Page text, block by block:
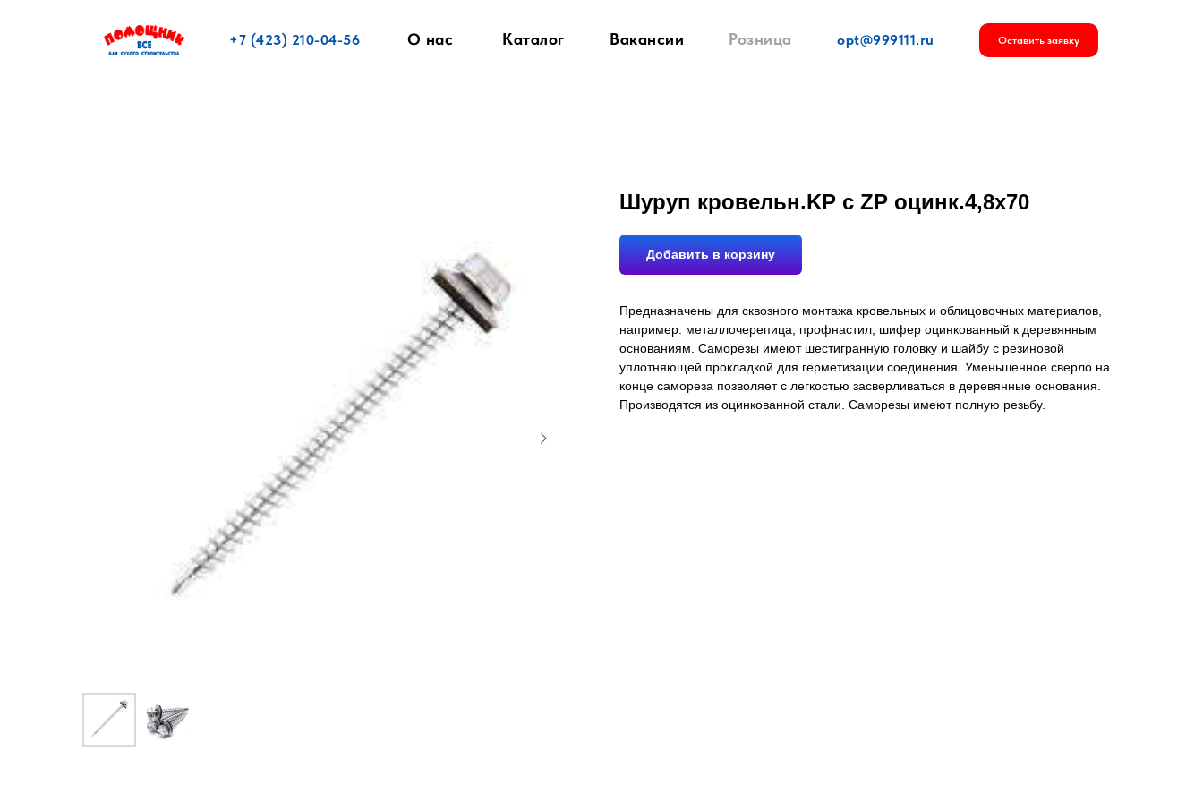
+7 (423) 210-04-56 Оставить заявку
opt@999111.ru
О нас Каталог Вакансии Розница
Шуруп кровельн.KP с ZP оцинк.4,8х70
Добавить в корзину
Предназначены для сквозного монтажа кровельных и облицовочных материалов,
например: металлочерепица, профнастил, шифер оцинкованный к деревянным
основаниям. Саморезы имеют шестигранную головку и шайбу с резиновой
уплотняющей прокладкой для герметизации соединения. Уменьшенное сверло на
конце самореза позволяет с легкостью засверливаться в деревянные основания.
Производятся из оцинкованной стали. Саморезы имеют полную резьбу.